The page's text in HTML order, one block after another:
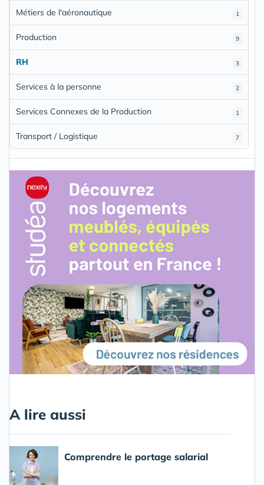
1
Métiers de l'aéronautique
9
Production
3
RH
2
Services à la personne
1
Services Connexes de la Production
7
Transport / Logistique
A lire aussi
Comprendre le portage salarial